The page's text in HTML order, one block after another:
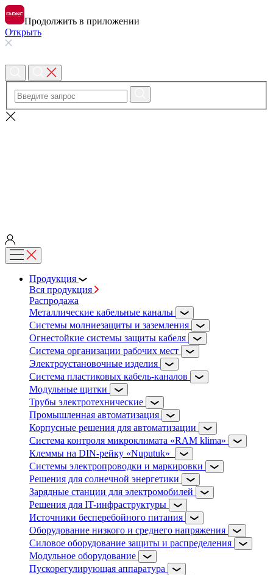
Продолжить в приложении
Открыть
Продукция
Вся продукция
Распродажа
Металлические кабельные каналы
Системы молниезащиты и заземления
Огнестойкие системы защиты кабеля
Система организации рабочих мест
Электроустановочные изделия
Система пластиковых кабель-каналов
Модульные щитки
Трубы электротехнические
Промышленная автоматизация
Корпусные решения для автоматизации
Система контроля микроклимата «RAM klima»
Клеммы на DIN-рейку «Nuputuk»
Системы электропроводки и маркировки
Решения для солнечной энергетики
Зарядные станции для электромобилей
Решения для IT-инфраструктуры
Источники бесперебойного питания
Оборудование низкого и среднего напряжения
Силовое оборудование защиты и распределения
Модульное оборудование
Пускорегулирующая аппаратура